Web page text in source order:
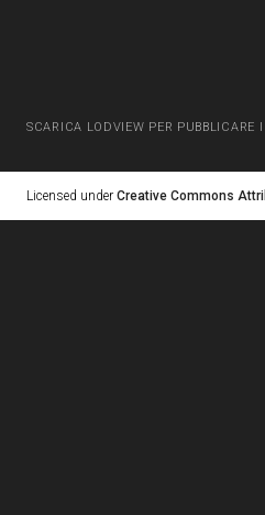
SCARICA LODVIEW PER PUBBLICARE
Licensed under Creative Commons